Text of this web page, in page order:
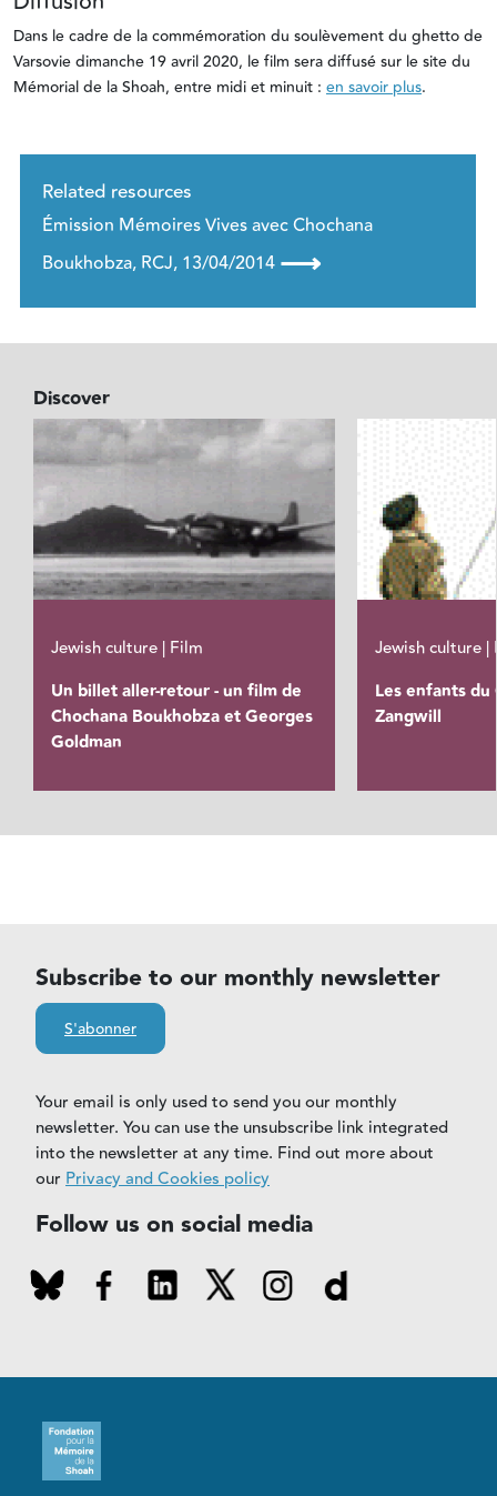
Dans le cadre de la commémoration du soulèvement du ghetto de
Varsovie dimanche 19 avril 2020, le film sera diffusé sur le site du
Mémorial de la Shoah, entre midi et minuit : en savoir plus.
Related resources
Émission Mémoires Vives avec Chochana
Boukhobza, RCJ, 13/04/2014 ⟶
Discover
Jewish culture | Film
Un billet aller-retour - un film de
Chochana Boukhobza et Georges
Goldman
Jewish culture |
Les enfants
Zangwill
Subscribe to our monthly newsletter
S'abonner
Your email is only used to send you our monthly
newsletter. You can use the unsubscribe link integrated
into the newsletter at any time. Find out more about
our Privacy and Cookies policy
Follow us on social media